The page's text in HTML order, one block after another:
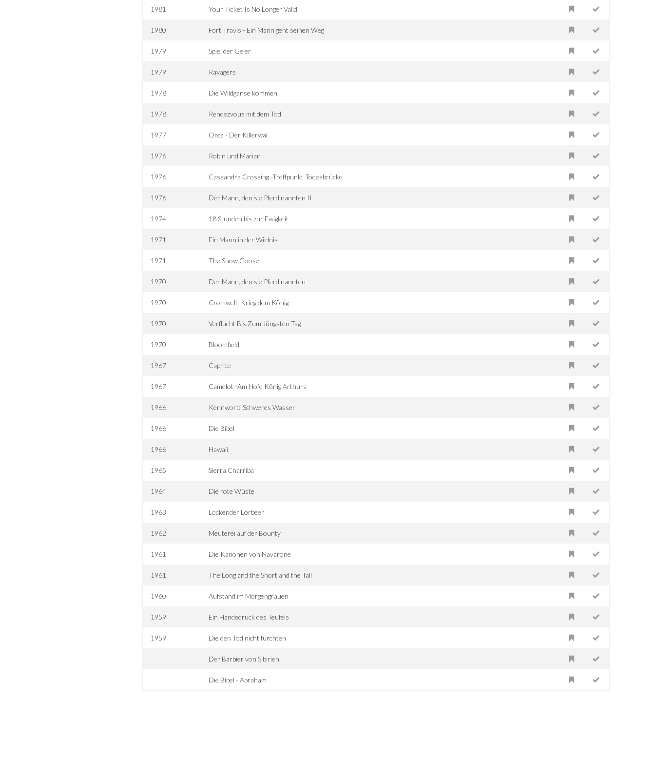
1981 Your Ticket Is No Longer Valid
1980 Fort Travis - Ein Mann geht seinen Weg
1979 Spiel der Geier
1979 Ravagers
1978 Die Wildgänse kommen
1978 Rendezvous mit dem Tod
1977 Orca - Der Killerwal
1976 Robin und Marian
1976 Cassandra Crossing -Treffpunkt Todesbrücke
1976 Der Mann, den sie Pferd nannten II
1974 18 Stunden bis zur Ewigkeit
1971 Ein Mann in der Wildnis
1971 The Snow Goose
1970 Der Mann, den sie Pferd nannten
1970 Cromwell -Krieg dem König
1970 Verflucht Bis Zum Jüngsten Tag
1970 Bloomfield
1967 Caprice
1967 Camelot -Am Hofe König Arthurs
1966 Kennwort:"Schweres Wasser"
1966 Die Bibel
1966 Hawaii
1965 Sierra Charriba
1964 Die rote Wüste
1963 Lockender Lorbeer
1962 Meuterei auf der Bounty
1961 Die Kanonen von Navarone
1961 The Long and the Short and the Tall
1960 Aufstand im Morgengrauen
1959 Ein Händedruck des Teufels
1959 Die den Tod nicht fürchten
Der Barbier von Sibirien
Die Bibel - Abraham